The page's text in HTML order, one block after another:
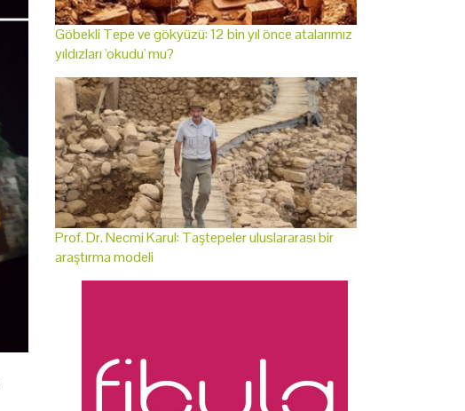
Göbekli Tepe ve gökyüzü: 12 bin yıl önce atalarımız
yıldızları 'okudu' mu?
Prof. Dr. Necmi Karul: Taştepeler uluslararası bir
araştırma modeli